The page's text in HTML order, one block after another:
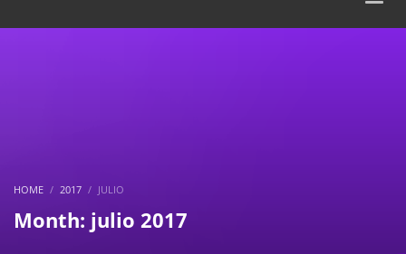
HOME 2017 JULIO
Month: julio 2017